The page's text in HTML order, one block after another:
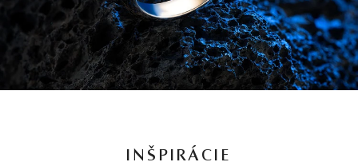
INŠPIRÁCIE